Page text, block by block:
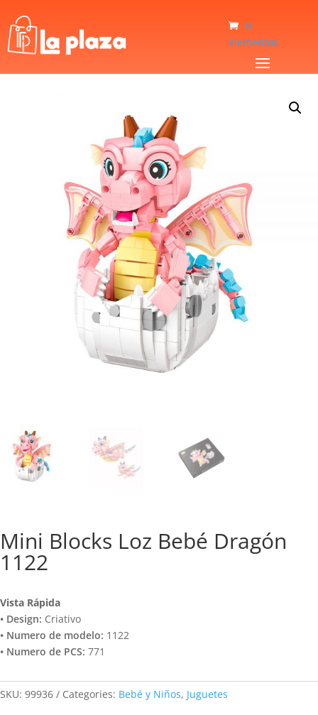
0
elementos
Mini Blocks Loz Bebé Dragón 1122
Mini Blocks Loz Bebé Dragón
1122
Vista Rápida
• Design: Criativo
• Numero de modelo: 1122
• Numero de PCS: 771
SKU: 99936 Categories: Bebé y Niños, Juguetes